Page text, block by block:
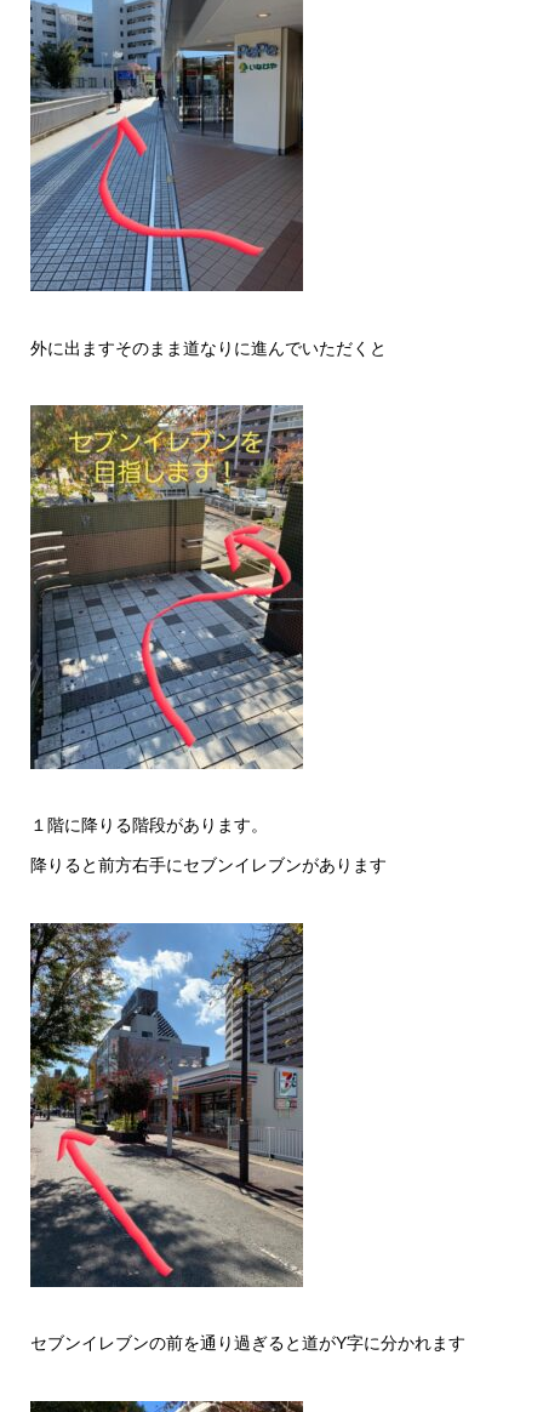
外に出ますそのまま道なりに進んでいただくと
１階に降りる階段があります。
降りると前方右手にセブンイレブンがあります
セブンイレブンの前を通り過ぎると道がY字に分かれます